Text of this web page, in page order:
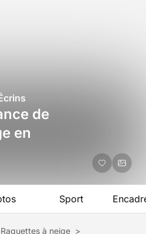
de
en
Sport
à neige >